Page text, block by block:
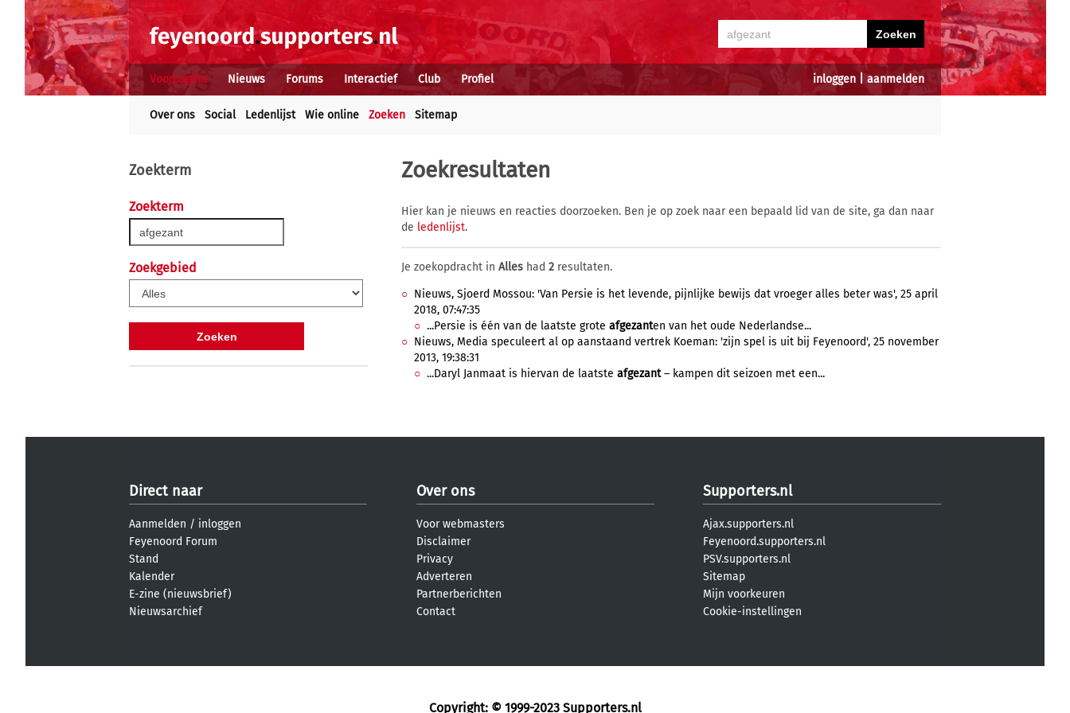
inloggen aanmelden
Voorpagina Nieuws Forums Interactief Club Profiel
Over ons Social Ledenlijst Wie online Zoeken Sitemap
Zoekterm
Zoekterm
Zoekgebied
Zoekresultaten
Hier kan je nieuws en reacties doorzoeken. Ben je op zoek naar een bepaald lid van de site, ga dan naar
de ledenlijst.
Je zoekopdracht in Alles had 2 resultaten.
Nieuws, Sjoerd Mossou: 'Van Persie is het levende, pijnlijke bewijs dat vroeger alles beter was', 25 april
2018, 07:47:35
...Persie is één van de laatste grote afgezanten van het oude Nederlandse...
Nieuws, Media speculeert al op aanstaand vertrek Koeman: 'zijn spel is uit bij Feyenoord', 25 november
2013, 19:38:31
...Daryl Janmaat is hiervan de laatste afgezant– kampen dit seizoen met een...
Direct naar
Aanmelden / inloggen
Feyenoord Forum
Stand
Kalender
E-zine (nieuwsbrief)
Nieuwsarchief
Over ons
Voor webmasters
Disclaimer
Privacy
Adverteren
Partnerberichten
Contact
Supporters.nl
Ajax.supporters.nl
Feyenoord.supporters.nl
PSV.supporters.nl
Sitemap
Mijn voorkeuren
Cookie-instellingen
Copyright: © 1999-2023 Supporters.nl